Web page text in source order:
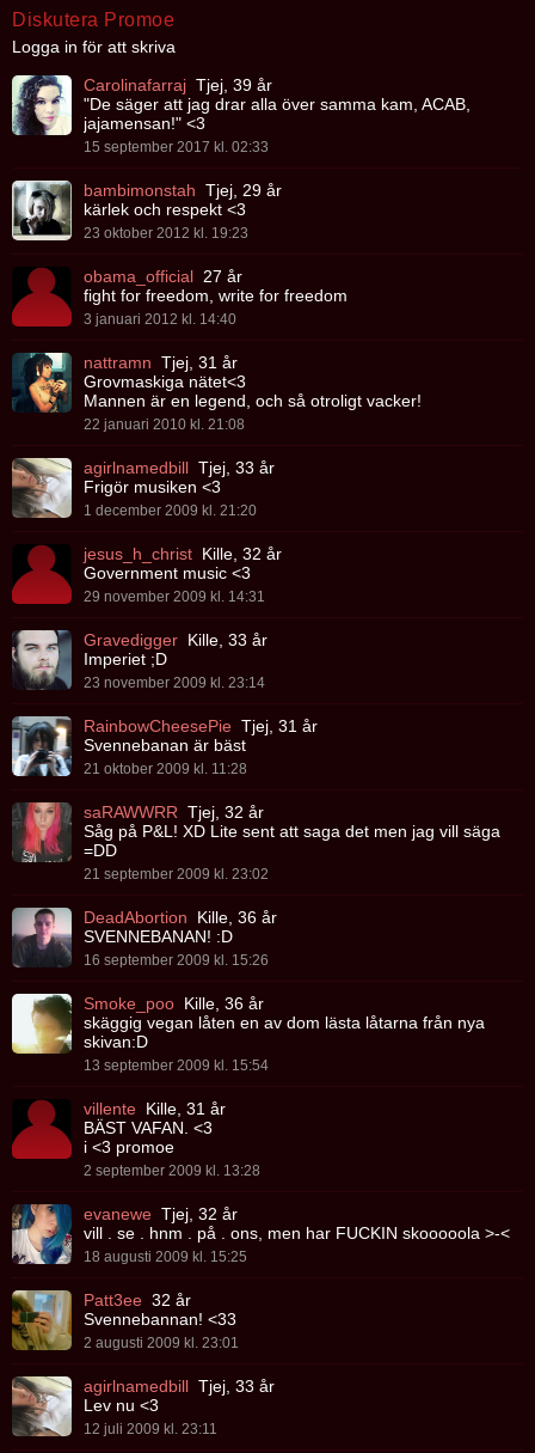
Diskutera Promoe
Logga in för att skriva
Carolinafarraj Tjej, 39 år
"De säger att jag drar alla över samma kam, ACAB,
jajamensan!" <3
15 september 2017 kl. 02:33
bambimonstah Tjej, 29 år
kärlek och respekt <3
23 oktober 2012 kl. 19:23
obama_official 27 år
fight for freedom, write for freedom
3 januari 2012 kl. 14:40
nattramn Tjej, 31 år
Grovmaskiga nätet<3
Mannen är en legend, och så otroligt vacker!
22 januari 2010 kl. 21:08
agirlnamedbill Tjej, 33 år
Frigör musiken <3
1 december 2009 kl. 21:20
jesus_h_christ Kille, 32 år
Government music <3
29 november 2009 kl. 14:31
Gravedigger Kille, 33 år
Imperiet ;D
23 november 2009 kl. 23:14
RainbowCheesePie Tjej, 31 år
Svennebanan är bäst
21 oktober 2009 kl. 11:28
saRAWWRR Tjej, 32 år
Såg på P&L! XD Lite sent att saga det men jag vill säga
=DD
21 september 2009 kl. 23:02
DeadAbortion
Kille, 36 år
SVENNEBANAN! :D
16 september 2009 kl. 15:26
Smoke_poo Kille, 36 år
skäggig vegan låten en av dom lästa låtarna från nya
skivan:D
13 september 2009 kl. 15:54
villente Kille, 31 år
BÄST VAFAN. <3
i <3 promoe
2 september 2009 kl. 13:28
evanewe Tjej, 32 år
vill . se . hnm . på . ons, men har FUCKIN skooooola >-<
18 augusti 2009 kl. 15:25
Patt3ee 32 år
Svennebannan! <33
2 augusti 2009 kl. 23:01
agirlnamedbill Tjej, 33 år
Lev nu <3
12 juli 2009 kl. 23:11